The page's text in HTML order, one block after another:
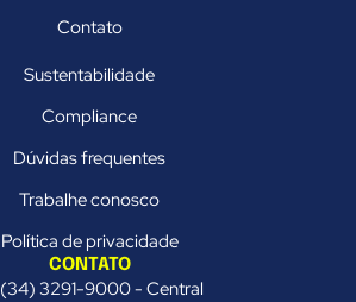
Contato
Sustentabilidade
Compliance
Dúvidas frequentes
Trabalhe conosco
Política de privacidade
CONTATO
(34) 3291-9000 - Central